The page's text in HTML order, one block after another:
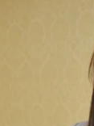
hoạch: động
nghiệp dẫn